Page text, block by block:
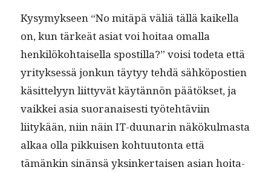
Kysymyk­seen “No mitäpä väliä täl­lä kaikel­la
on, kun tärkeät asi­at voi hoitaa oma­l­la
henkilöko­htaisel­la spos­til­la?” voisi tode­ta että
yri­tyk­sessä jonkun täy­tyy tehdä sähkö­postien
käsit­te­lyyn liit­tyvät käytän­nön päätök­set, ja
vaikkei asia suo­ranais­es­ti työte­htävi­in
liitykään, niin näin IT-duu­nar­in näkökul­mas­ta
alkaa olla pikkuisen kohtu­u­ton­ta että
tämänkin sinän­sä yksinker­taisen asian hoita­